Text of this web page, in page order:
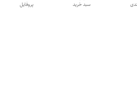
پروفایل سبد خرید